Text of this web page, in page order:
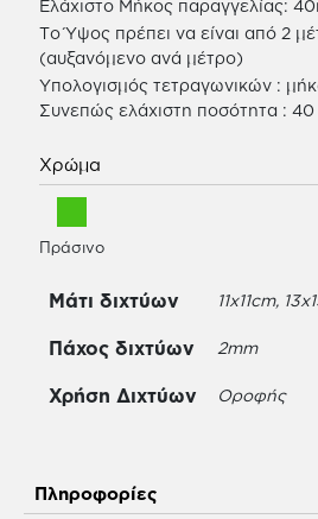
Ελάχιστο Μήκος παραγγελίας:
Το Ύψος πρέπει να είναι από 2
(αυξανόμενο ανά μέτρο)
Υπολογισμός τετραγωνικών :
Συνεπώς ελάχιστη ποσότητα :
Χρώμα
Πράσινο
Μάτι διχτύων 11x11cm,
Πάχος διχτύων 2mm
Χρήση Διχτύων Οροφής
Πληροφορίες